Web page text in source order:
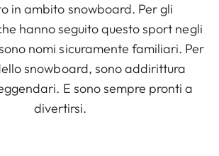
in ambito snowboard. Per gli
hanno seguito questo sport negli
nomi sicuramente familiari. Per
snowboard, sono addirittura
E sono sempre pronti a
divertirsi.